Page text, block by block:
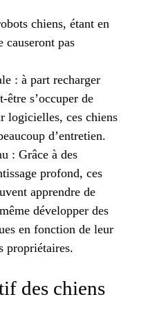
chiens, étant en
causeront pas
: à part recharger
être s’occuper de
logicielles, ces chiens
d’entretien.
: Grâce à des
profond, ces
apprendre de
développer des
en fonction de leur
propriétaires.
des chiens